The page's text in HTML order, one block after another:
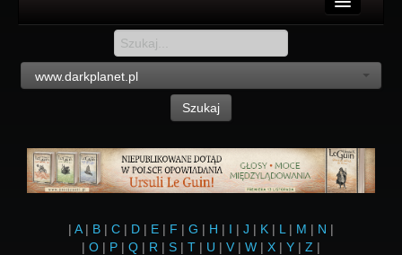
Galeria
Forum
www.darkplanet.pl
Szukaj
| A| B | C | D | E | F | G | H | I | J | K | L | M | N |
| O | P | Q | R | S | T | U | V | W | X | Y | Z |